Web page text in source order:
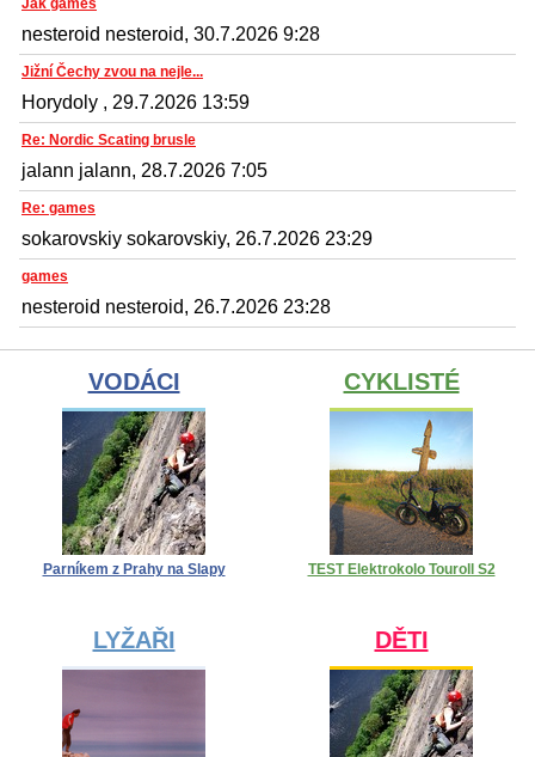
nesteroid nesteroid, 30.7.2026 9:28
Jižní Čechy zvou na nejle...
Horydoly , 29.7.2026 13:59
Re: Nordic Scating brusle
jalann jalann, 28.7.2026 7:05
Re: games
sokarovskiy sokarovskiy, 26.7.2026 23:29
games
nesteroid nesteroid, 26.7.2026 23:28
VODÁCI
Parníkem z Prahy na Slapy
CYKLISTÉ
TEST Elektrokolo Touroll S2
LYŽAŘI DĚTI